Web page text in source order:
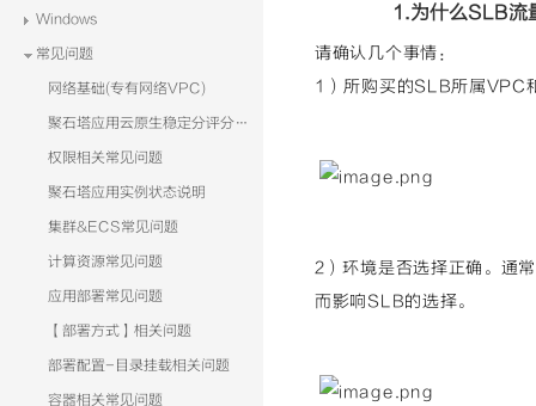
Windows
常见问题
网络基础(专有网络VPC)
聚石塔应用云原生稳定分评分细则
权限相关常见问题
聚石塔应用实例状态说明
集群&ECS常见问题
计算资源常见问题
应用部署常见问题
【部署方式】相关问题
部署配置-目录挂载相关问题
容器相关常见问题
1.为什么SLB流
请确认几个事情：
1）所购买的SLB所属VPC
2）环境是否选择正确。通
而影响SLB的选择。